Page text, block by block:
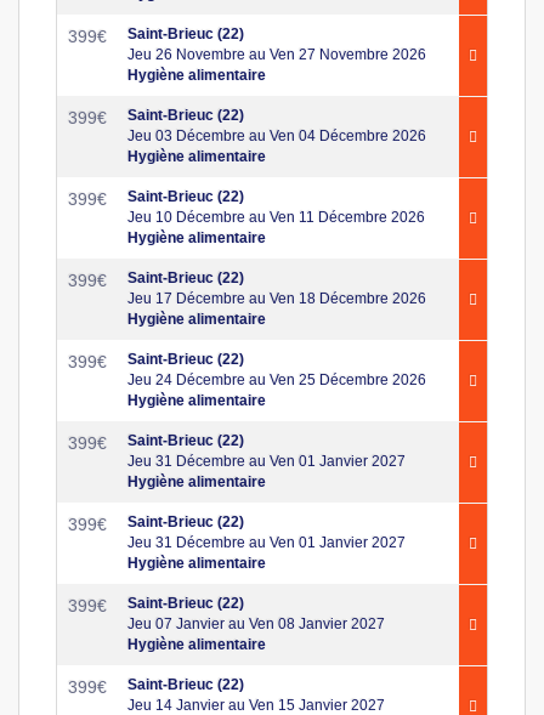
399€
Saint-Brieuc (22)
Jeu 26 Novembre au Ven 27 Novembre 2026
Hygiène alimentaire
399€
Saint-Brieuc (22)
Jeu 03 Décembre au Ven 04 Décembre 2026
Hygiène alimentaire
399€
Saint-Brieuc (22)
Jeu 10 Décembre au Ven 11 Décembre 2026
Hygiène alimentaire
399€
Saint-Brieuc (22)
Jeu 17 Décembre au Ven 18 Décembre 2026
Hygiène alimentaire
399€
Saint-Brieuc (22)
Jeu 24 Décembre au Ven 25 Décembre 2026
Hygiène alimentaire
399€
Saint-Brieuc (22)
Jeu 31 Décembre au Ven 01 Janvier 2027
Hygiène alimentaire
399€
Saint-Brieuc (22)
Jeu 31 Décembre au Ven 01 Janvier 2027
Hygiène alimentaire
399€
Saint-Brieuc (22)
Jeu 07 Janvier au Ven 08 Janvier 2027
Hygiène alimentaire
399€
Saint-Brieuc (22)
Jeu 14 Janvier au Ven 15 Janvier 2027